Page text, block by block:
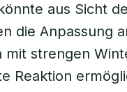
aus Sicht
die Anpassung
mit strengen
Reaktion